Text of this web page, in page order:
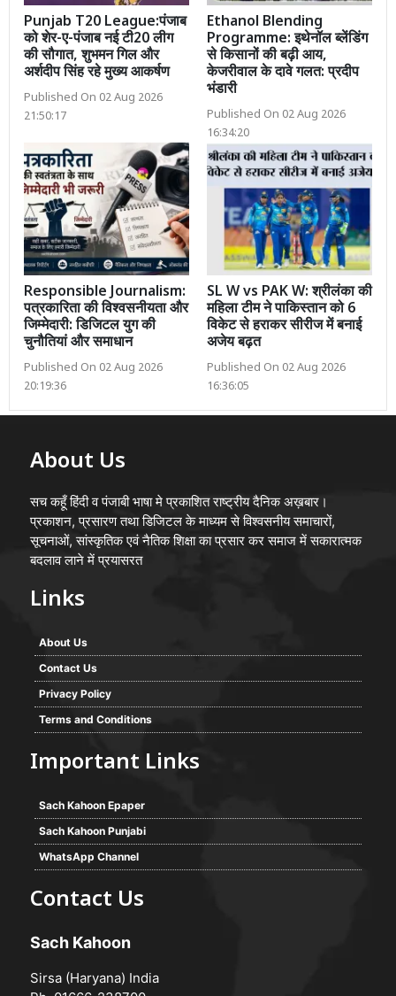
Punjab T20 League:पंजाब
को शेर-ए-पंजाब नई टी20 लीग
की सौगात, शुभमन गिल और
अर्शदीप सिंह रहे मुख्य आकर्षण
Published On 02 Aug 2026
21:50:17
Ethanol Blending
Programme: इथेनॉल ब्लेंडिंग
से किसानों की बढ़ी आय,
केजरीवाल के दावे गलत: प्रदीप
भंडारी
Published On 02 Aug 2026
16:34:20
Responsible Journalism:
पत्रकारिता की विश्वसनीयता और
जिम्मेदारी: डिजिटल युग की
चुनौतियां और समाधान
Published On 02 Aug 2026
20:19:36
SL W vs PAK W: श्रीलंका की
महिला टीम ने पाकिस्तान को 6
विकेट से हराकर सीरीज में बनाई
अजेय बढ़त
Published On 02 Aug 2026
16:36:05
About Us
सच कहूँ हिंदी व पंजाबी भाषा मे प्रकाशित राष्ट्रीय दैनिक अख़बार।
प्रकाशन, प्रसारण तथा डिजिटल के माध्यम से विश्वसनीय समाचारों,
सूचनाओं, सांस्कृतिक एवं नैतिक शिक्षा का प्रसार कर समाज में सकारात्मक
बदलाव लाने में प्रयासरत
Links
About Us
Contact Us
Privacy Policy
Terms and Conditions
Important Links
Sach Kahoon Epaper
Sach Kahoon Punjabi
WhatsApp Channel
Contact Us
Sach Kahoon
Sirsa (Haryana) India